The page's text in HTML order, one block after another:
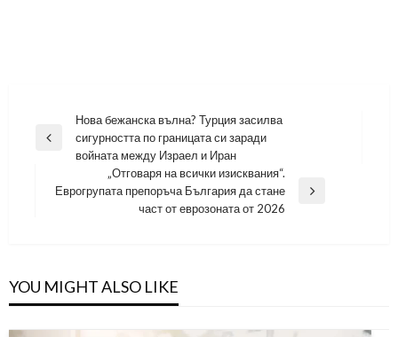
Навигация
Previous
Нова бежанска вълна? Турция засилва
сигурността по границата си заради
войната между Израел и Иран
Next
„Отговаря на всички изисквания“.
Еврогрупата препоръча България да стане
част от еврозоната от 2026
YOU MIGHT ALSO LIKE